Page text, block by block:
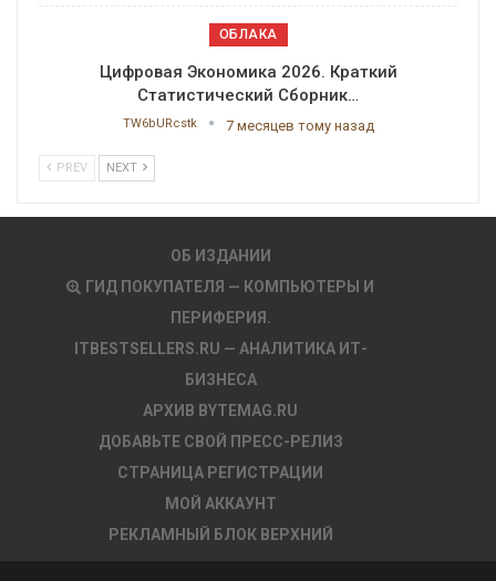
ОБЛАКА
Цифровая Экономика 2026. Краткий
Статистический Сборник…
TW6bURcstk 7 месяцев тому назад
PREV NEXT
ОБ ИЗДАНИИ
ГИД ПОКУПАТЕЛЯ — КОМПЬЮТЕРЫ И
ПЕРИФЕРИЯ.
ITBESTSELLERS.RU — АНАЛИТИКА ИТ-
БИЗНЕСА
АРХИВ BYTEMAG.RU
ДОБАВЬТЕ СВОЙ ПРЕСС-РЕЛИЗ
СТРАНИЦА РЕГИСТРАЦИИ
МОЙ АККАУНТ
РЕКЛАМНЫЙ БЛОК ВЕРХНИЙ